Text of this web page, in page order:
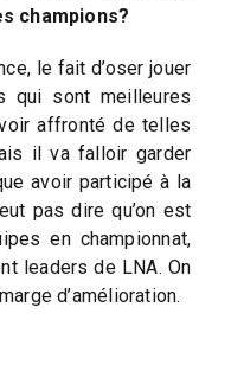
champions?
le fait d’oser jouer
qui sont meilleures
affronté de telles
il va falloir garder
avoir participé à la
pas dire qu’on est
en championnat,
leaders de LNA. On
d’amélioration.